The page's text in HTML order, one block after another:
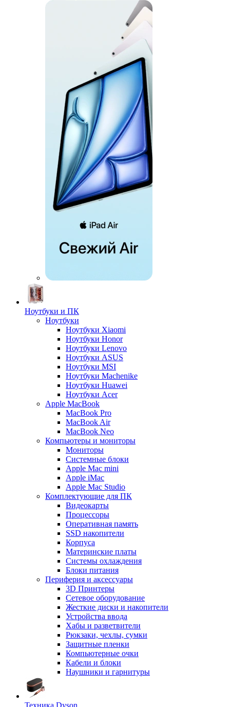
Ноутбуки и ПК
Ноутбуки
Ноутбуки Xiaomi
Ноутбуки Honor
Ноутбуки Lenovo
Ноутбуки ASUS
Ноутбуки MSI
Ноутбуки Machenike
Ноутбуки Huawei
Ноутбуки Acer
Apple MacBook
MacBook Pro
MacBook Air
MacBook Neo
Компьютеры и мониторы
Мониторы
Системные блоки
Apple Mac mini
Apple iMac
Apple Mac Studio
Комплектующие для ПК
Видеокарты
Процессоры
Оперативная память
SSD накопители
Корпуса
Материнские платы
Системы охлаждения
Блоки питания
Периферия и аксессуары
3D Принтеры
Сетевое оборудование
Жесткие диски и накопители
Устройства ввода
Хабы и разветвители
Рюкзаки, чехлы, сумки
Защитные пленки
Компьютерные очки
Кабели и блоки
Наушники и гарнитуры
Техника Dyson